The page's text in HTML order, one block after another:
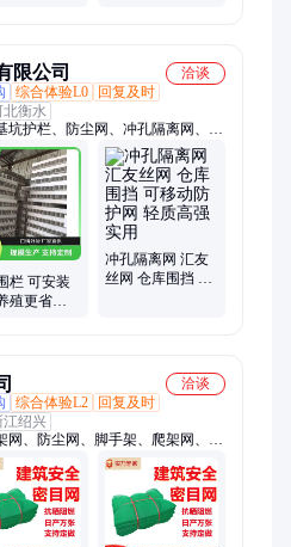
限公司
洽谈
综合体验L0
回复及时
北衡水
坑护栏、防尘网、冲孔隔离网、车
孔围挡、隔离网、金属板网、护栏
栏 可安装
殖更省心
冲孔隔离网 汇友
丝网 仓库围挡 可
洽谈
综合体验L2
回复及时
江绍兴
网、防尘网、脚手架、爬架网、防
网、冲孔板、钢支撑、铝膜板、支
防护兜网、防尘绿网、安全立网、
钢笆网、防护外挂网、施工遮阳